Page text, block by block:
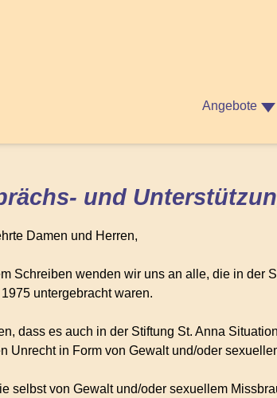
Angebote
und
Damen und Herren,
Schreiben wenden wir uns an alle, die in der
untergebracht waren.
dass es auch in der Stiftung St. Anna
Unrecht in Form von Gewalt und/oder
selbst von Gewalt und/oder sexuellem